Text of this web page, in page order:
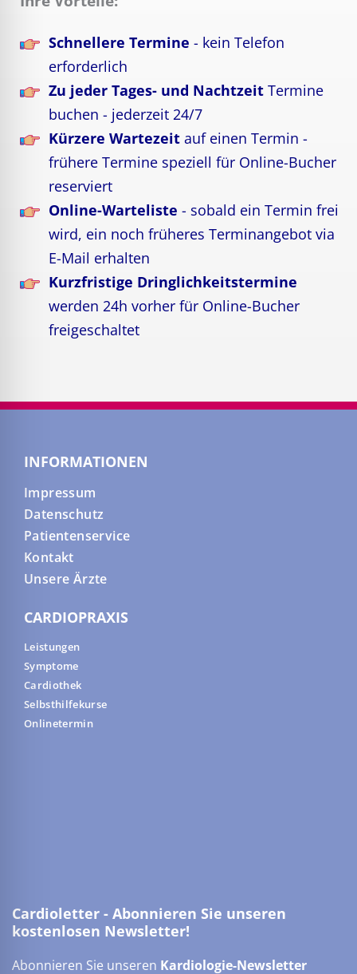
Schnellere Termine- kein Telefon
erforderlich
Zu jeder Tages- und Nachtzeit Termine
buchen - jederzeit 24/7
Kürzere Wartezeit auf einen Termin -
frühere Termine speziell für Online-Bucher
reserviert
Online-Warteliste - sobald ein Termin frei
wird, ein noch früheres Terminangebot via
E-Mail erhalten
Kurzfristige Dringlichkeitstermine
werden 24h vorher für Online-Bucher
freigeschaltet
INFORMATIONEN
Impressum
Datenschutz
Patientenservice
Kontakt
Unsere Ärzte
CARDIOPRAXIS
Leistungen
Symptome
Cardiothek
Selbsthilfekurse
Onlinetermin
Cardioletter - Abonnieren Sie unseren
kostenlosen Newsletter!
Abonnieren Sie unseren Kardiologie-Newsletter